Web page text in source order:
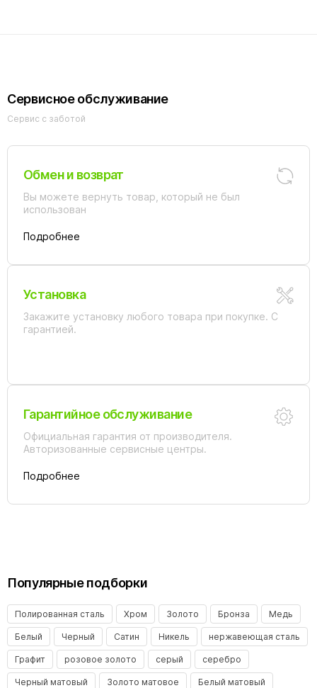
Сервисное обслуживание
Сервис с заботой
Обмен и возврат
Вы можете вернуть товар, который не был
использован
Подробнее
Установка
Закажите установку любого товара при покупке. С
гарантией.
Гарантийное обслуживание
Официальная гарантия от производителя.
Авторизованные сервисные центры.
Подробнее
Популярные подборки
Полированная сталь Хром Золото Бронза Медь
Белый Черный Сатин Никель нержавеющая сталь
Графит розовое золото серый серебро
Черный матовый Золото матовое Белый матовый